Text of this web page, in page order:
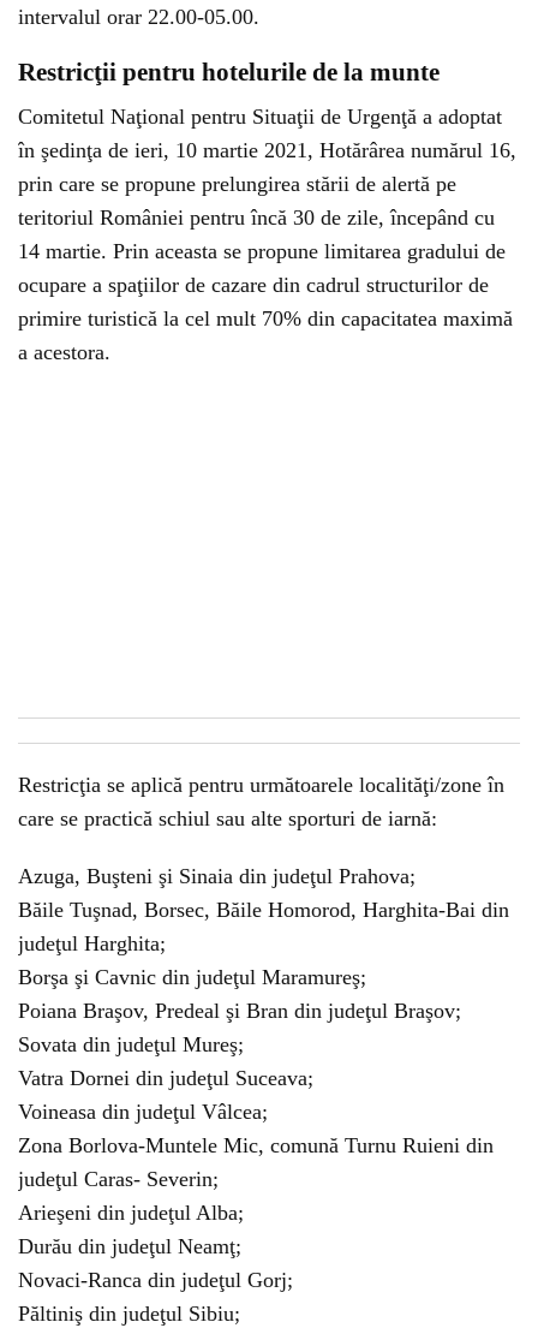
intervalul orar 22.00-05.00.
Restricţii pentru hotelurile de la munte
Comitetul Naţional pentru Situaţii de Urgenţă a adoptat
în şedinţa de ieri, 10 martie 2021, Hotărârea numărul 16,
prin care se propune prelungirea stării de alertă pe
teritoriul României pentru încă 30 de zile, începând cu
14 martie. Prin aceasta se propune limitarea gradului de
ocupare a spaţiilor de cazare din cadrul structurilor de
primire turistică la cel mult 70% din capacitatea maximă
a acestora.
Restricţia se aplică pentru următoarele localităţi/zone în
care se practică schiul sau alte sporturi de iarnă:
Azuga, Buşteni şi Sinaia din judeţul Prahova;
Băile Tuşnad, Borsec, Băile Homorod, Harghita-Bai din
judeţul Harghita;
Borşa şi Cavnic din judeţul Maramureş;
Poiana Braşov, Predeal şi Bran din judeţul Braşov;
Sovata din judeţul Mureş;
Vatra Dornei din judeţul Suceava;
Voineasa din judeţul Vâlcea;
Zona Borlova-Muntele Mic, comună Turnu Ruieni din
judeţul Caras- Severin;
Arieşeni din judeţul Alba;
Durău din judeţul Neamţ;
Novaci-Ranca din judeţul Gorj;
Păltiniş din judeţul Sibiu;